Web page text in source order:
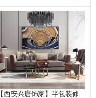
【西安兴唐饰家】半包装修